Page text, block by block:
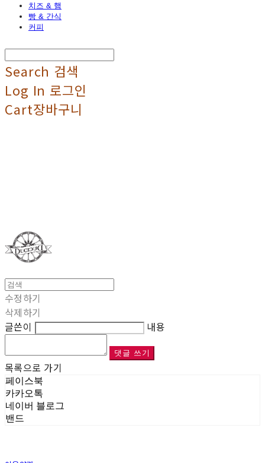
치즈 & 햄
빵 & 간식
커피
Search 검색
Log In 로그인
Cart장바구니
수정하기
삭제하기
글쓴이
내용
댓글 쓰기
목록으로 가기
페이스북
카카오톡
네이버 블로그
밴드